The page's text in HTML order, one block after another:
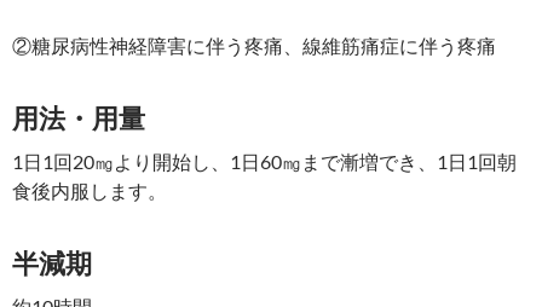
②糖尿病性神経障害に伴う疼痛、線維筋痛症に伴う疼痛
用法・用量
1日1回20㎎より開始し、1日60㎎まで漸増でき、1日1回朝
食後内服します。
半減期